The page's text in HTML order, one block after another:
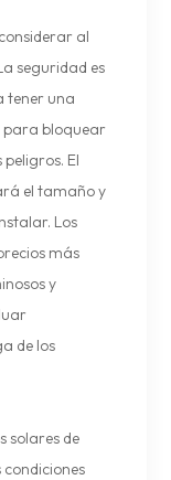
al
seguridad es
tener una
para bloquear
El
el tamaño y
Los
más
y
de los
solares de